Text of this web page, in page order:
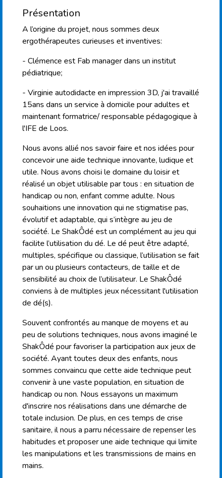
Présentation
A l’origine du projet, nous sommes deux
ergothérapeutes curieuses et inventives:
- Clémence est Fab manager dans un institut
pédiatrique;
- Virginie autodidacte en impression 3D, j'ai travaillé
15ans dans un service à domicile pour adultes et
maintenant formatrice/ responsable pédagogique à
l'IFE de Loos.
Nous avons allié nos savoir faire et nos idées pour
concevoir une aide technique innovante, ludique et
utile. Nous avons choisi le domaine du loisir et
réalisé un objet utilisable par tous : en situation de
handicap ou non, enfant comme adulte. Nous
souhaitions une innovation qui ne stigmatise pas,
évolutif et adaptable, qui s’intègre au jeu de
société. Le ShakÔdé est un complément au jeu qui
facilite l’utilisation du dé. Le dé peut être adapté,
multiples, spécifique ou classique, l’utilisation se fait
par un ou plusieurs contacteurs, de taille et de
sensibilité au choix de l’utilisateur. Le ShakÔdé
conviens à de multiples jeux nécessitant l'utilisation
de dé(s).
Souvent confrontés au manque de moyens et au
peu de solutions techniques, nous avons imaginé le
ShakÔdé pour favoriser la participation aux jeux de
société. Ayant toutes deux des enfants, nous
sommes convaincu que cette aide technique peut
convenir à une vaste population, en situation de
handicap ou non. Nous essayons un maximum
d'inscrire nos réalisations dans une démarche de
totale inclusion. De plus, en ces temps de crise
sanitaire, il nous a parru nécessaire de repenser les
habitudes et proposer une aide technique qui limite
les manipulations et les transmissions de mains en
mains.